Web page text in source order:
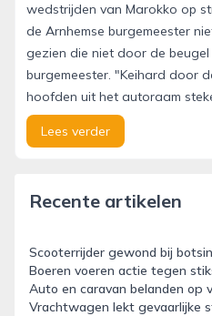
wedstrijden van Marokko op
de Arnhemse burgemeester
gezien die niet door de
burgemeester. "Keihard door
hoofden uit het autoraam
Lees verder
Recente artikelen
Scooterrijder gewond bij
Boeren voeren actie tegen
Auto en caravan belanden op
Vrachtwagen lekt gevaarlijke